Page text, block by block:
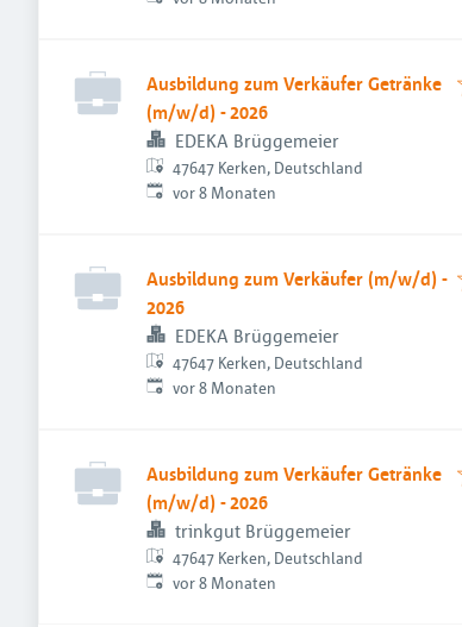
Ausbildung zum Verkäufer Getränke
(m/w/d) - 2026
EDEKA Brüggemeier
47647 Kerken, Deutschland
Veröffentlicht:
vor 8 Monaten
Ausbildung zum Verkäufer (m/w/d) -
2026
EDEKA Brüggemeier
47647 Kerken, Deutschland
Veröffentlicht:
vor 8 Monaten
Ausbildung zum Verkäufer Getränke
(m/w/d) - 2026
trinkgut Brüggemeier
47647 Kerken, Deutschland
Veröffentlicht:
vor 8 Monaten